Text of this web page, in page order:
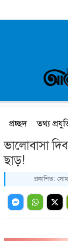
প্রচ্ছদ তথ্য
ভালোবাসা
ছাড়!
প্রকাশিত: